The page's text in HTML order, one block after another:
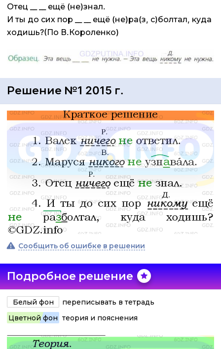
Отец __ __ ещё (не)знал.
И ты до сих пор __ __ ещё (не)ра(з, с)болтал, куда
ходишь?(По В.Короленко)
Решение №1 2015 г.
Сообщить об ошибке в решении
Подробное решение
Белый фон
переписывать в тетрадь
Цветной фон теория и пояснения